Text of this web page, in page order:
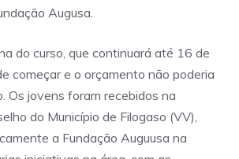
Augusa.
do curso, que continuará até 16 de
começar e o orçamento não poderia
Os jovens foram recebidos na
do Município de Filogaso (VV),
a Fundação Auguusa na